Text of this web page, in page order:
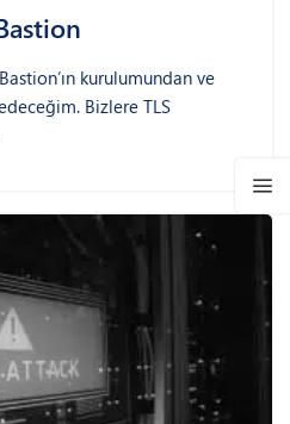
kurulumundan ve
Bizlere TLS